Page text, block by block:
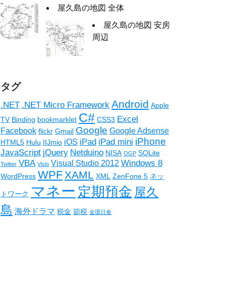
屋久島の地図 全体
屋久島の地図 安房
周辺
タグ
.NET .NET Micro Framework Android Apple
TV Binding bookmarklet C# CSS3 Excel
Facebook flickr Gmail Google Google Adsense
HTML5 Hulu IIJmio iOS iPad iPad mini iPhone
JavaScript jQuery Netduino NISA OGP SQLite
Twitter VBA Visio Visual Studio 2012 Windows 8
WordPress WPF XAML XML ZenFone 5 ネッ
トワーク マネー 定期預金 屋久
島 海外ドラマ 税金 節税 金環日食